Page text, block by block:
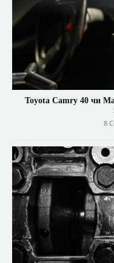
Toyota Camry 40 чи
8